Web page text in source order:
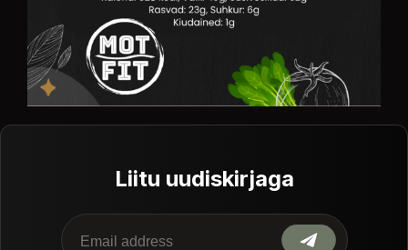
Liitu uudiskirjaga